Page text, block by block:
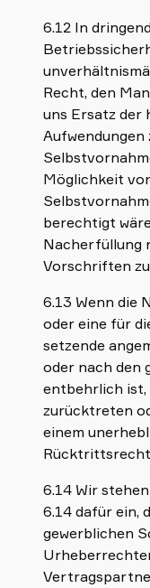
6.12 In
Recht, den
uns Ersatz der
Aufwendungen
Möglichkeit
berechtigt
Nacherfüllung
Vorschriften
6.13 Wenn die
oder eine für
setzende
oder nach den
entbehrlich
zurücktreten
einem
6.14 Wir
6.14 dafür ein,
gewerblichen